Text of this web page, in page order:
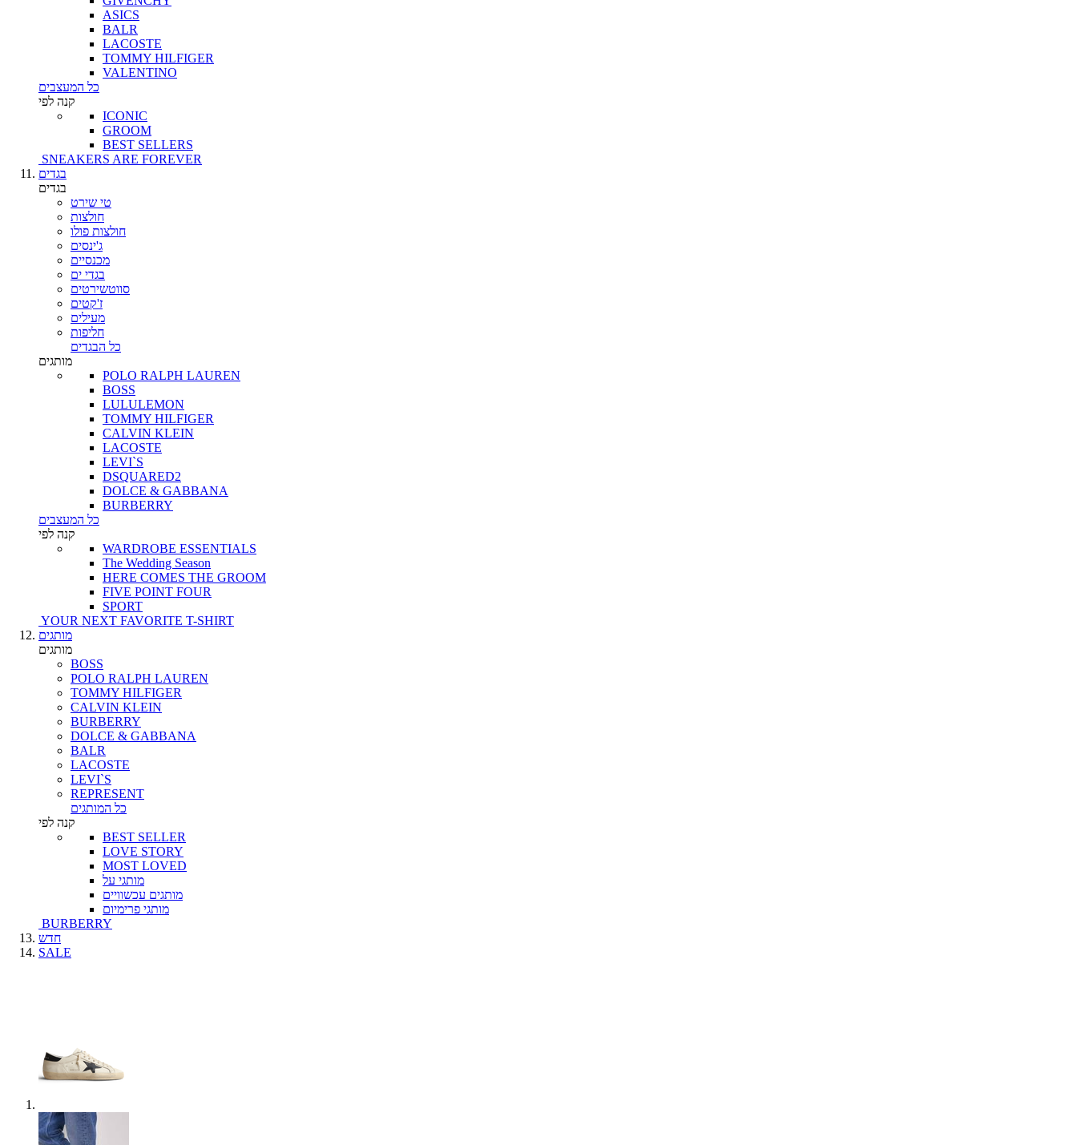
ASICS
BALR
LACOSTE
TOMMY HILFIGER
VALENTINO
כל המעצבים
קנה לפי
ICONIC
GROOM
BEST SELLERS
SNEAKERS ARE FOREVER
בגדים
בגדים
טי שירט
חולצות
חולצות פולו
ג'ינסים
מכנסיים
בגדי ים
סווטשירטים
ז'קטים
מעילים
חליפות
כל הבגדים
מותגים
POLO RALPH LAUREN
BOSS
LULULEMON
TOMMY HILFIGER
CALVIN KLEIN
LACOSTE
LEVI`S
DSQUARED2
DOLCE & GABBANA
BURBERRY
כל המעצבים
קנה לפי
WARDROBE ESSENTIALS
The Wedding Season
HERE COMES THE GROOM
FIVE POINT FOUR
SPORT
YOUR NEXT FAVORITE T-SHIRT
מותגים
מותגים
BOSS
POLO RALPH LAUREN
TOMMY HILFIGER
CALVIN KLEIN
BURBERRY
DOLCE & GABBANA
BALR
LACOSTE
LEVI`S
REPRESENT
כל המותגים
קנה לפי
BEST SELLER
LOVE STORY
MOST LOVED
מותגי על
מותגים עכשוויים
מותגי פרימיום
BURBERRY
חדש
SALE